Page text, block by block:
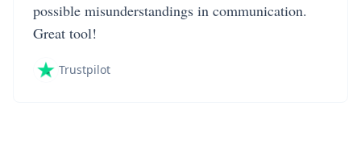
possible misunderstandings in communication.
Great tool!
Trustpilot